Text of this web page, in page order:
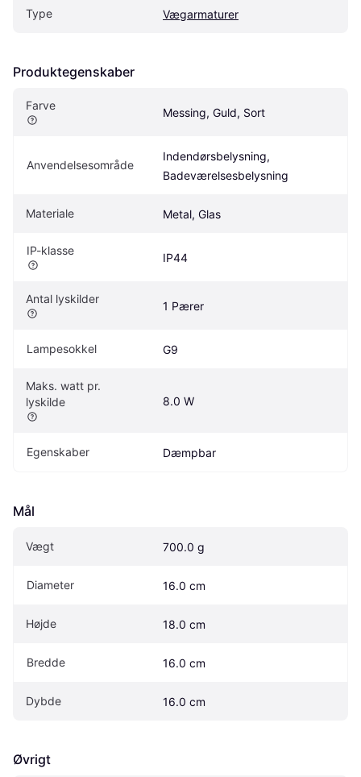
Type Vægarmaturer
Produktegenskaber
Farve
Messing, Guld, Sort
Anvendelsesområde
Indendørsbelysning,
Badeværelsesbelysning
Materiale Metal, Glas
IP-klasse
IP44
Antal lyskilder
1 Pærer
Lampesokkel G9
Maks. watt pr.
lyskilde
8.0 W
Egenskaber Dæmpbar
Mål
Vægt 700.0 g
Diameter 16.0 cm
Højde 18.0 cm
Bredde 16.0 cm
Dybde 16.0 cm
Øvrigt